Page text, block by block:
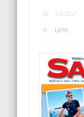
4.6.2021
Lehti